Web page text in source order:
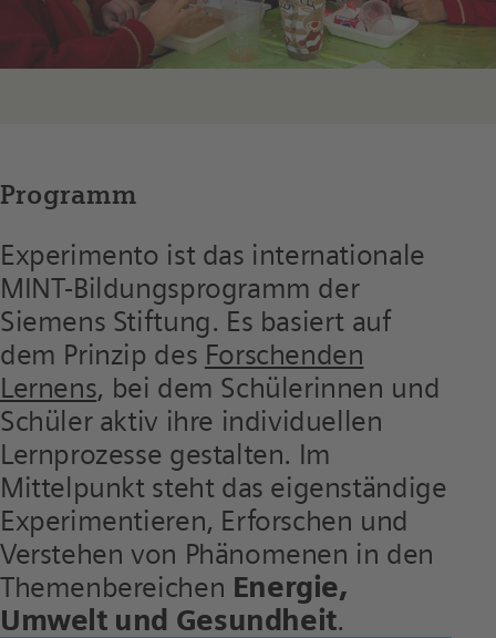
Programm
Experimento ist das internationale
MINT-Bildungsprogramm der
Siemens Stiftung. Es basiert auf
dem Prinzip des Forschenden
Lernens, bei dem Schülerinnen und
Schüler aktiv ihre individuellen
Lernprozesse gestalten. Im
Mittelpunkt steht das eigenständige
Experimentieren, Erforschen und
Verstehen von Phänomenen in den
Themenbereichen Energie,
Umwelt und Gesundheit.